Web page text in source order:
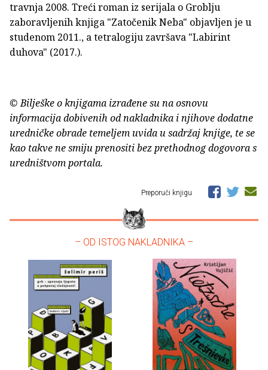
travnja 2008. Treći roman iz serijala o Groblju
zaboravljenih knjiga "Zatočenik Neba" objavljen je u
studenom 2011., a tetralogiju završava "Labirint
duhova" (2017.).
© Bilješke o knjigama izrađene su na osnovu
informacija dobivenih od nakladnika i njihove dodatne
uredničke obrade temeljem uvida u sadržaj knjige, te se
kao takve ne smiju prenositi bez prethodnog dogovora s
uredništvom portala.
Preporuči knjigu
– OD ISTOG NAKLADNIKA –